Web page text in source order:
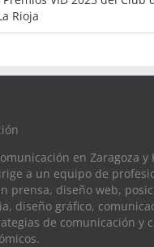
Rioja
en Zaragoza y
a un equipo de
prensa, diseño web,
diseño gráfico,
de comunicación y